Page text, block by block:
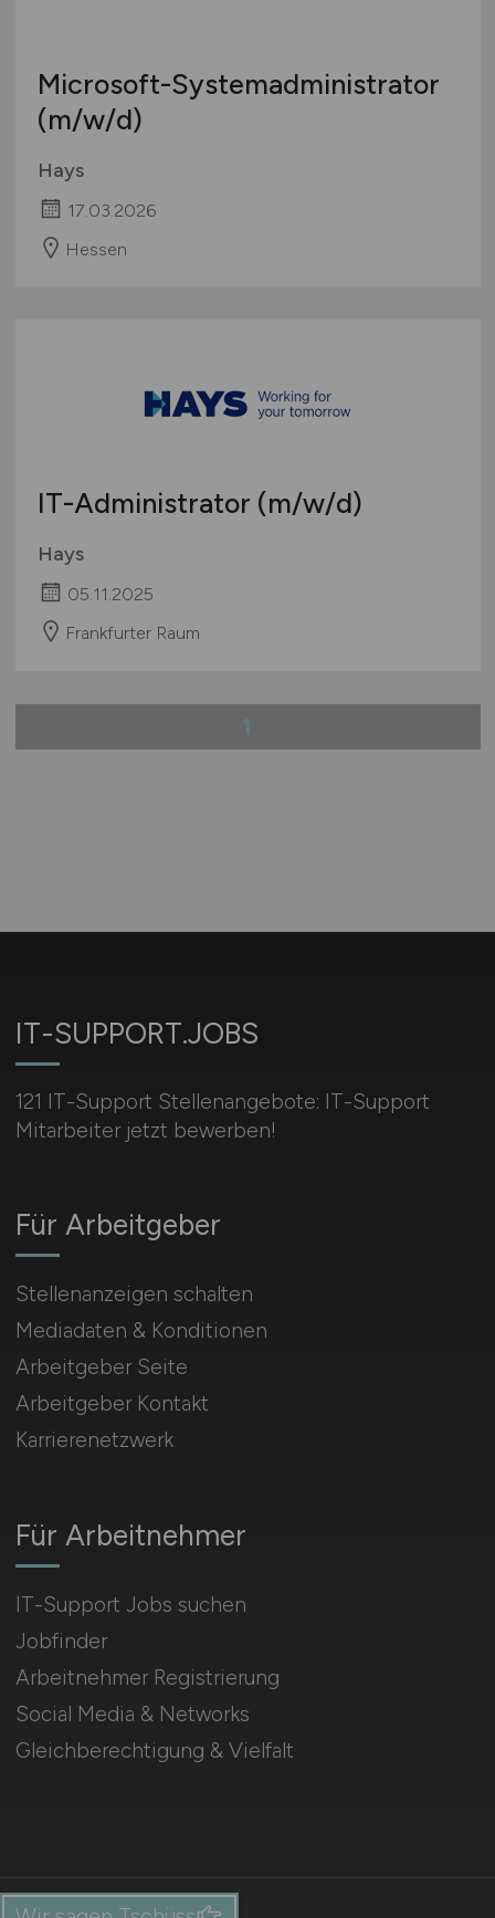
Microsoft-Systemadministrator
(m/w/d)
Hays
17.03.2026
Hessen
IT-Administrator (m/w/d)
Hays
05.11.2025
Frankfurter Raum
IT-SUPPORT.JOBS
121 IT-Support Stellenangebote: IT-Support
Mitarbeiter jetzt bewerben!
Für Arbeitnehmer
IT-Support Jobs suchen
Jobfinder
Arbeitnehmer Registrierung
Social Media & Networks
Gleichberechtigung & Vielfalt
Für Arbeitgeber
Stellenanzeigen schalten
Mediadaten & Konditionen
Arbeitgeber Seite
Arbeitgeber Kontakt
Karrierenetzwerk